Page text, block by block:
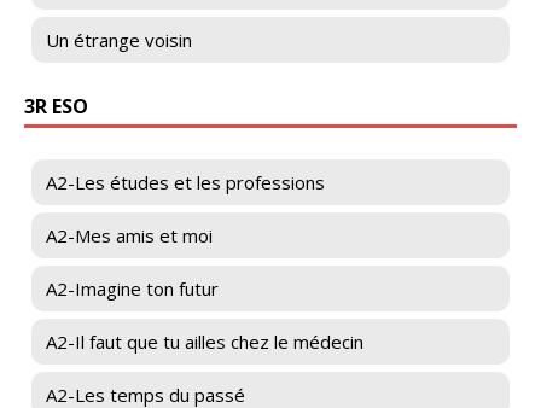
Un étrange voisin
3R ESO
A2-Les études et les professions
A2-Mes amis et moi
A2-Imagine ton futur
A2-Il faut que tu ailles chez le médecin
A2-Les temps du passé